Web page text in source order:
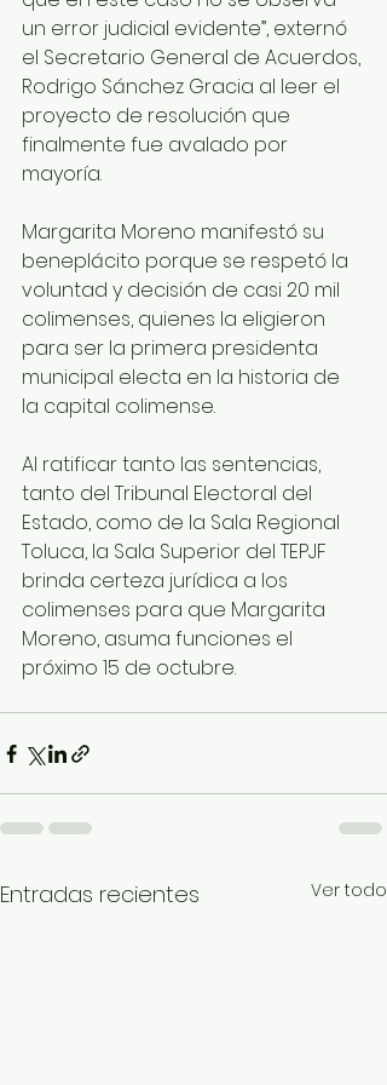
un error judicial evidente”, externó
el Secretario General de Acuerdos,
Rodrigo Sánchez Gracia al leer el
proyecto de resolución que
finalmente fue avalado por
mayoría.
Margarita Moreno manifestó su
beneplácito porque se respetó la
voluntad y decisión de casi 20 mil
colimenses, quienes la eligieron
para ser la primera presidenta
municipal electa en la historia de
la capital colimense.
Al ratificar tanto las sentencias,
tanto del Tribunal Electoral del
Estado, como de la Sala Regional
Toluca, la Sala Superior del TEPJF
brinda certeza jurídica a los
colimenses para que Margarita
Moreno, asuma funciones el
próximo 15 de octubre.
Entradas recientes Ver todo